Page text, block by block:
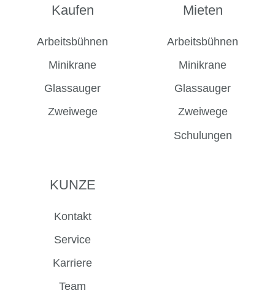
Kaufen
Arbeitsbühnen
Minikrane
Glassauger
Zweiwege
Mieten
Arbeitsbühnen
Minikrane
Glassauger
Zweiwege
Schulungen
KUNZE
Kontakt
Service
Karriere
Team